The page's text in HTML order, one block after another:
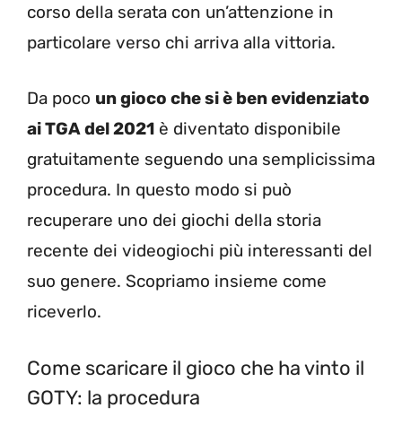
corso della serata con un’attenzione in
particolare verso chi arriva alla vittoria.
Da poco un gioco che si è ben evidenziato
ai TGA del 2021 è diventato disponibile
gratuitamente seguendo una semplicissima
procedura. In questo modo si può
recuperare uno dei giochi della storia
recente dei videogiochi più interessanti del
suo genere. Scopriamo insieme come
riceverlo.
Come scaricare il gioco che ha vinto il
GOTY: la procedura